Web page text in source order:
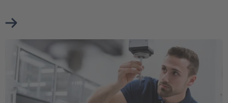
Mehr über Berufsunfähigkeitsversicherung erfahren
Weiter zu Erwerbsunfähigkeitsversicherung